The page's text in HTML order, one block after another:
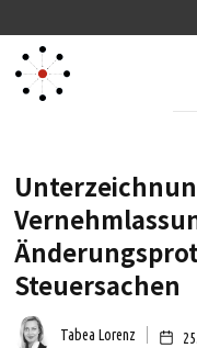
Steuersachen
Tabea Lorenz